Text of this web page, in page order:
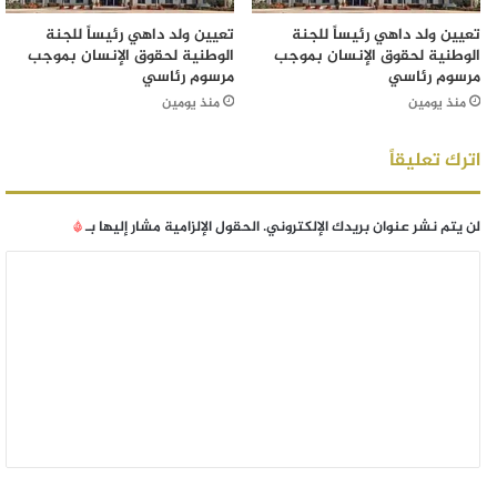
تعيين ولد داهي رئيساً للجنة
الوطنية لحقوق الإنسان بموجب
مرسوم رئاسي
منذ يومين
تعيين ولد داهي رئيساً للجنة
الوطنية لحقوق الإنسان بموجب
مرسوم رئاسي
منذ يومين
اترك تعليقاً
لن يتم نشر عنوان بريدك الإلكتروني.الحقول الإلزامية مشار إليها بـ*